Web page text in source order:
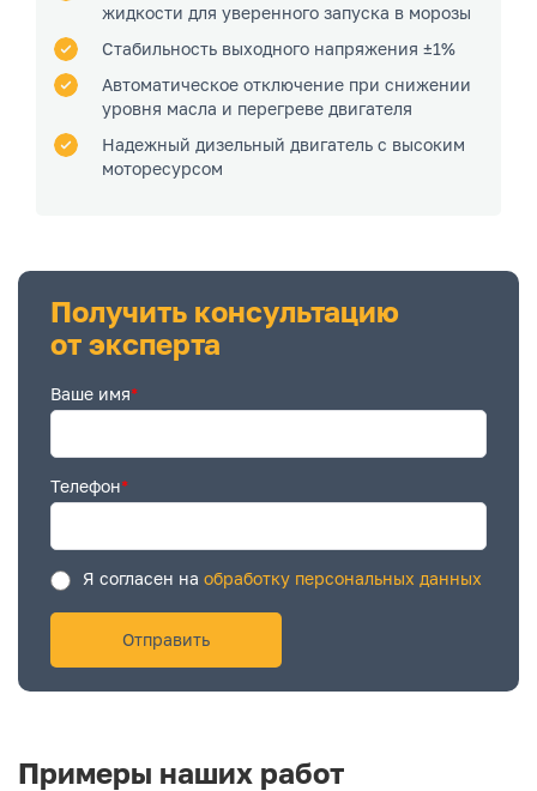
жидкости для уверенного запуска в морозы
Стабильность выходного напряжения ±1%
Автоматическое отключение при снижении
уровня масла и перегреве двигателя
Надежный дизельный двигатель с высоким
моторесурсом
Получить консультацию
от эксперта
Ваше имя*
Телефон*
Я согласен на обработку персональных данных
Примеры наших работ